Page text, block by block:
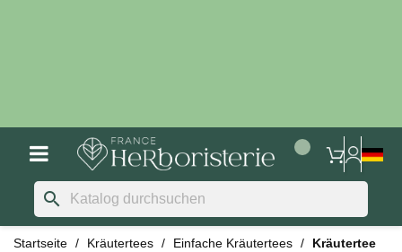
search
Startseite Kräutertees Einfache Kräutertees
Kräutertee